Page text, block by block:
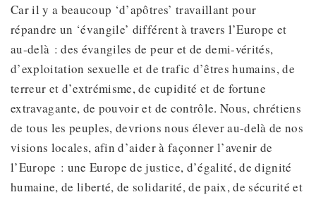
Car il y a beaucoup ‘d’apôtres’ travaillant pour
répandre un ‘évangile’ différent à travers l’Europe et
au-delà : des évangiles de peur et de demi-vérités,
d’exploitation sexuelle et de trafic d’êtres humains, de
terreur et d’extrémisme, de cupidité et de fortune
extravagante, de pouvoir et de contrôle. Nous, chrétiens
de tous les peuples, devrions nous élever au-delà de nos
visions locales, afin d’aider à façonner l’avenir de
l’Europe : une Europe de justice, d’égalité, de dignité
humaine, de liberté, de solidarité, de paix, de sécurité et